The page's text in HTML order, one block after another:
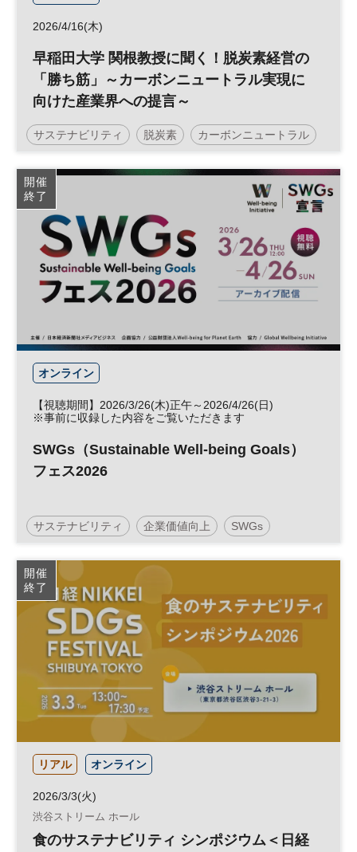
2026/4/16(木)
早稲田大学 関根教授に聞く！脱炭素経営の
「勝ち筋」～カーボンニュートラル実現に
向けた産業界への提言～
サステナビリティ 脱炭素 カーボンニュートラル
参加無料
開催
終了
オンライン
【視聴期間】2026/3/26(木)正午～2026/4/26(日)
※事前に収録した内容をご覧いただきます
SWGs（Sustainable Well-being Goals）
フェス2026
サステナビリティ 企業価値向上 SWGs
パーパス ウェルビーイング Well-being 経営
健康 SDGs 女性 エンゲージメント
参加無料
開催
終了
リアル オンライン
2026/3/3(火)
渋谷ストリーム ホール
食のサステナビリティ シンポジウム＜日経